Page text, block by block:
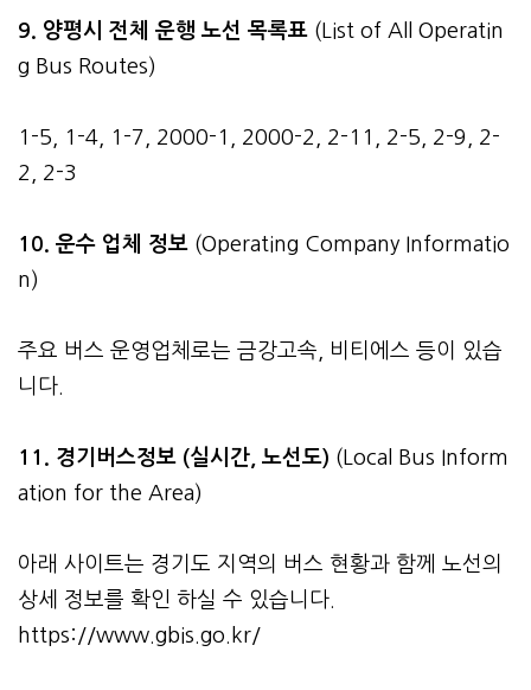
9. 양평시 전체 운행 노선 목록표 (List of All Operatin
g Bus Routes)
1-5, 1-4, 1-7, 2000-1, 2000-2, 2-11, 2-5, 2-9, 2-
2, 2-3
10. 운수 업체 정보 (Operating Company Informatio
n)
주요 버스 운영업체로는 금강고속, 비티에스 등이 있습
니다.
11. 경기버스정보 (실시간, 노선도) (Local Bus Inform
ation for the Area)
아래 사이트는 경기도 지역의 버스 현황과 함께 노선의
상세 정보를 확인 하실 수 있습니다.
https://www.gbis.go.kr/